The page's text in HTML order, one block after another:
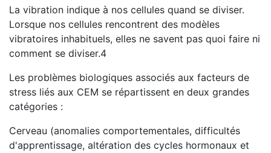
La vibration indique à nos cellules quand se diviser.
Lorsque nos cellules rencontrent des modèles
vibratoires inhabituels, elles ne savent pas quoi faire ni
comment se diviser.4
Les problèmes biologiques associés aux facteurs de
stress liés aux CEM se répartissent en deux grandes
catégories :
Cerveau (anomalies comportementales, difficultés
d'apprentissage, altération des cycles hormonaux et